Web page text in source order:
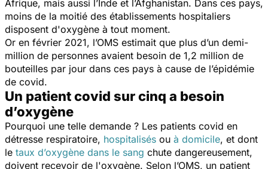
Afrique, mais aussi l’Inde et l’Afghanistan. Dans ces pays,
moins de la moitié des établissements hospitaliers
disposent d'oxygène à tout moment.
Or en février 2021, l’OMS estimait que plus d’un demi-
million de personnes avaient besoin de 1,2 million de
bouteilles par jour dans ces pays à cause de l’épidémie
de covid.
Un patient covid sur cinq a besoin
d’oxygène
Pourquoi une telle demande ? Les patients covid en
détresse respiratoire, hospitalisés ou à domicile, et dont
le taux d’oxygène dans le sang chute dangereusement,
doivent recevoir de l'oxygène. Selon l’OMS, un patient